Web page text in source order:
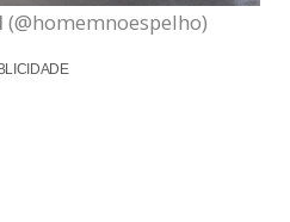
(@homemnoespelho)